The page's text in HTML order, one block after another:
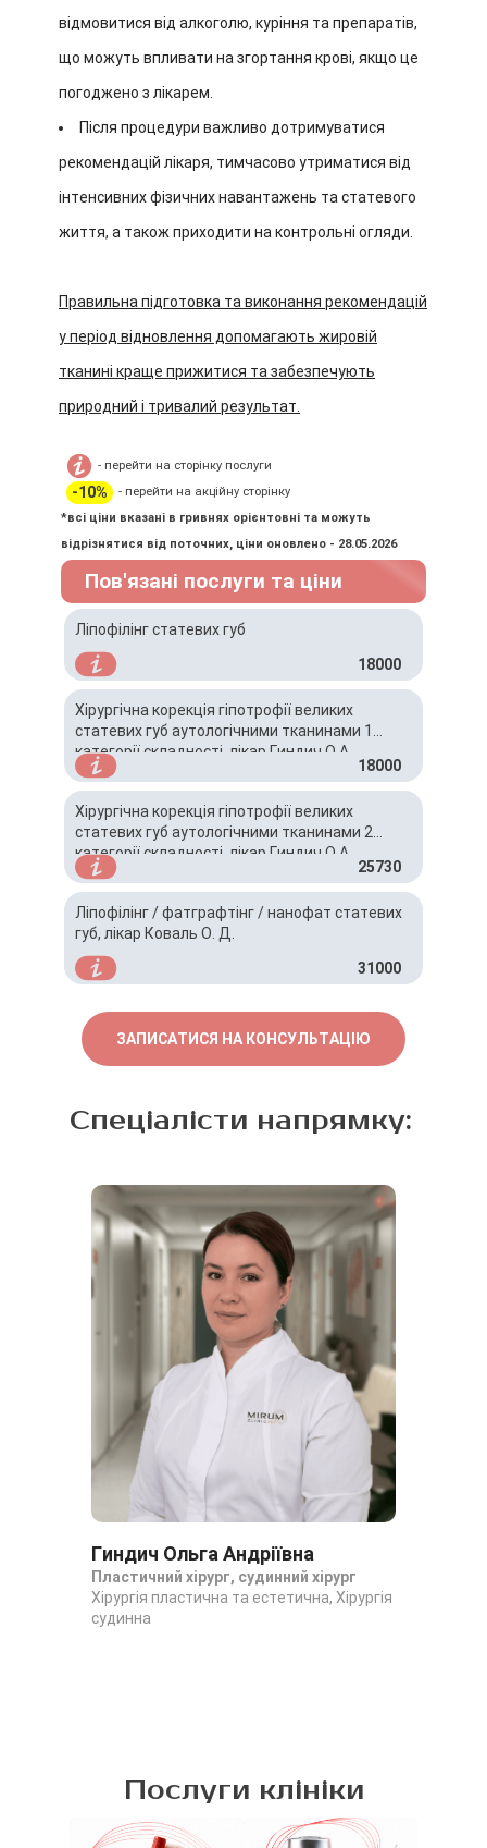
відмовитися від алкоголю, куріння та препаратів,
що можуть впливати на згортання крові, якщо це
погоджено з лікарем.
Після процедури важливо дотримуватися
рекомендацій лікаря, тимчасово утриматися від
інтенсивних фізичних навантажень та статевого
життя, а також приходити на контрольні огляди.
Правильна підготовка та виконання рекомендацій
у період відновлення допомагають жировій
тканині краще прижитися та забезпечують
природний і тривалий результат.
- перейти на сторінку послуги
-10%
- перейти на акційну сторінку
*всі ціни вказані в гривнях орієнтовні та можуть
відрізнятися від поточних, ціни оновлено - 28.05.2026
Пов'язані послуги та ціни
Ліпофілінг статевих губ
18000
Хірургічна корекція гіпотрофії великих
статевих губ аутологічними тканинами 1
категорії складності, лікар Гиндич О.А.
18000
Хірургічна корекція гіпотрофії великих
статевих губ аутологічними тканинами 2
категорії складності, лікар Гиндич О.А.
25730
Ліпофілінг / фатграфтінг / нанофат статевих
губ, лікар Коваль О. Д.
31000
ЗАПИСАТИСЯ НА КОНСУЛЬТАЦІЮ
Спеціалісти напрямку:
Гиндич Ольга Андріївна
Пластичний хірург, судинний хірург
Хірургія пластична та естетична, Хірургія
судинна
Послуги клініки